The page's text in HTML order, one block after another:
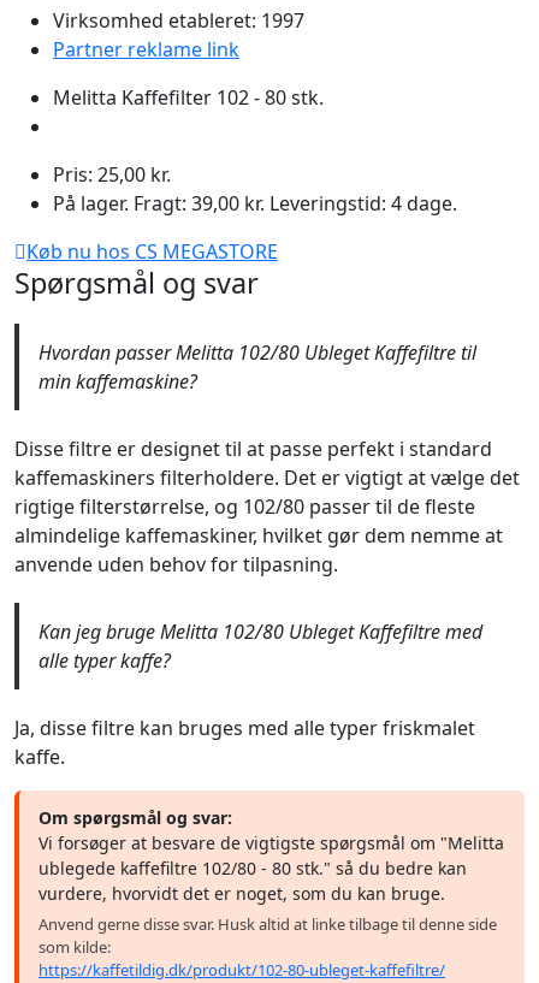
Virksomhed etableret: 1997
Partner reklame link
Melitta Kaffefilter 102 - 80 stk.
Pris: 25,00 kr.
På lager. Fragt: 39,00 kr. Leveringstid: 4 dage.
Køb nu hos CS MEGASTORE
Spørgsmål og svar
Hvordan passer Melitta 102/80 Ubleget Kaffefiltre til
min kaffemaskine?
Disse filtre er designet til at passe perfekt i standard
kaffemaskiners filterholdere. Det er vigtigt at vælge det
rigtige filterstørrelse, og 102/80 passer til de fleste
almindelige kaffemaskiner, hvilket gør dem nemme at
anvende uden behov for tilpasning.
Kan jeg bruge Melitta 102/80 Ubleget Kaffefiltre med
alle typer kaffe?
Ja, disse filtre kan bruges med alle typer friskmalet
kaffe.
Om spørgsmål og svar:
Vi forsøger at besvare de vigtigste spørgsmål om "Melitta
ublegede kaffefiltre 102/80 - 80 stk." så du bedre kan
vurdere, hvorvidt det er noget, som du kan bruge.
Anvend gerne disse svar. Husk altid at linke tilbage til denne side
som kilde:
https://kaffetildig.dk/produkt/102-80-ubleget-kaffefiltre/